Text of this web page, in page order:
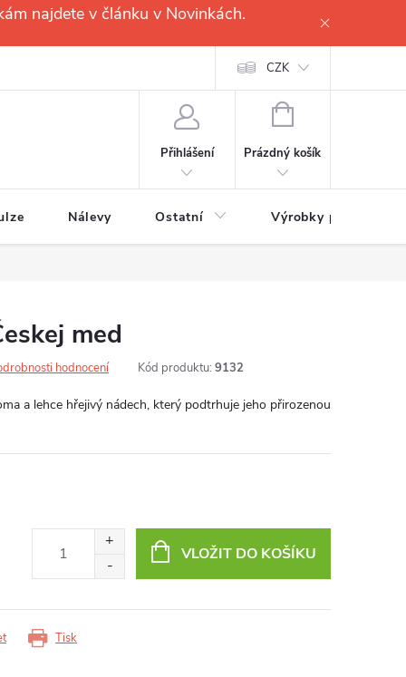
najdete v článku v Novinkách.
CZK
Přihlášení
NÁKUPNÍ
Prázdný košík
Nálevy Ostatní Výrobky pro
med
hodnocení Kód produktu: 9132
a lehce hřejivý nádech, který podtrhuje jeho přirozenou
VLOŽIT DO KOŠÍKU
Tisk